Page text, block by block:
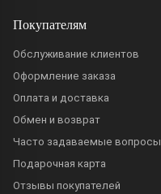
Покупателям
Обслуживание клиентов
Оформление заказа
Оплата и доставка
Обмен и возврат
Часто задаваемые вопросы
Подарочная карта
Отзывы покупателей